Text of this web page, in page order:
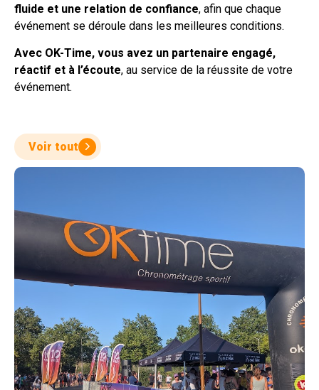
fluide et une relation de confiance, afin que chaque
événement se déroule dans les meilleures conditions.
Avec OK-Time, vous avez un partenaire engagé,
réactif et à l’écoute, au service de la réussite de votre
événement.
Voir tout